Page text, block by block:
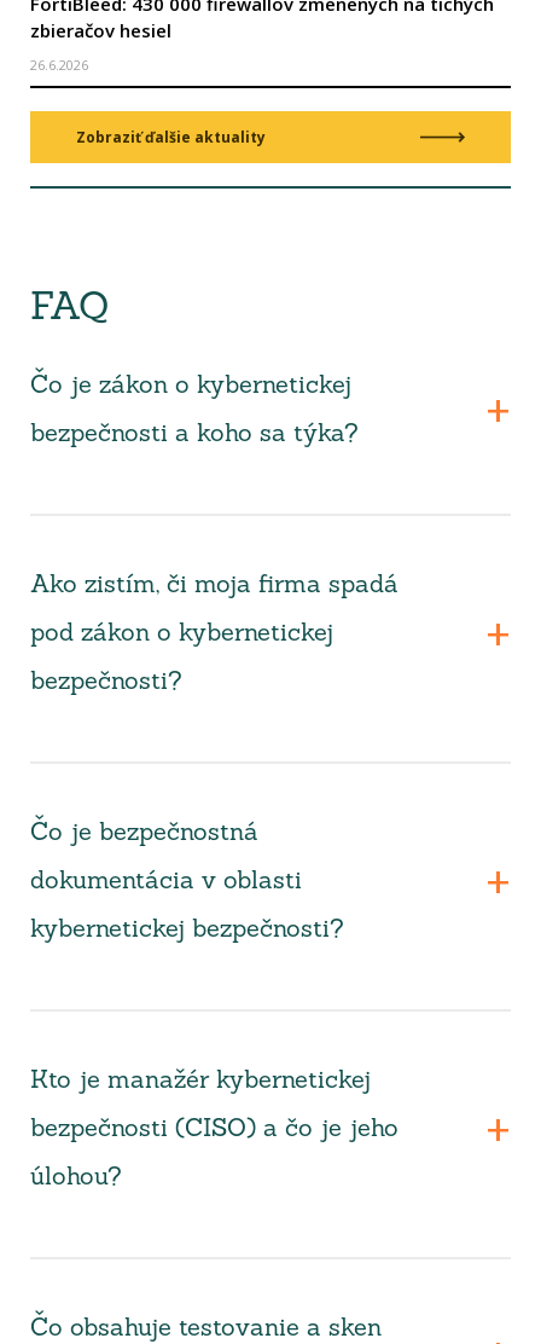
zbieračov hesiel
26.6.2026
Zobraziť ďalšie aktuality
FAQ
Čo je zákon o kybernetickej
bezpečnosti a koho sa týka?
Ako zistím, či moja firma spadá
pod zákon o kybernetickej
bezpečnosti?
Čo je bezpečnostná
dokumentácia v oblasti
kybernetickej bezpečnosti?
Kto je manažér kybernetickej
bezpečnosti (CISO) a čo je jeho
úlohou?
Čo obsahuje testovanie a sken